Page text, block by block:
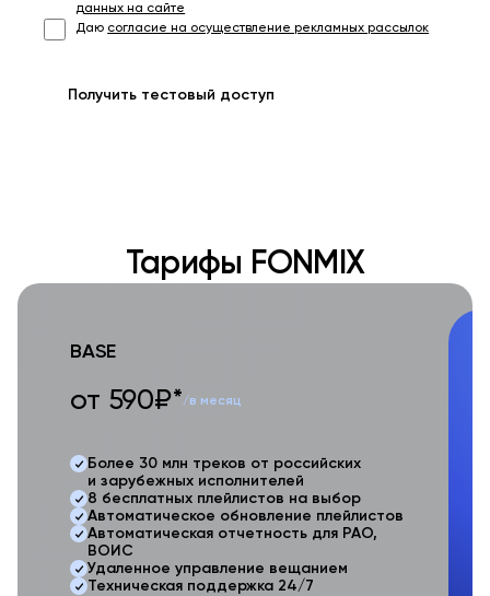
данных на сайте
Даю согласие на осуществление рекламных рассылок
Получить тестовый доступ
Тарифы FONMIX
BASE
от 590₽*/в месяц
Более 30 млн треков от российских
и зарубежных исполнителей
8 бесплатных плейлистов на выбор
Автоматическое обновление плейлистов
Автоматическая отчетность для РАО,
ВОИС
Удаленное управление вещанием
Техническая поддержка 24/7